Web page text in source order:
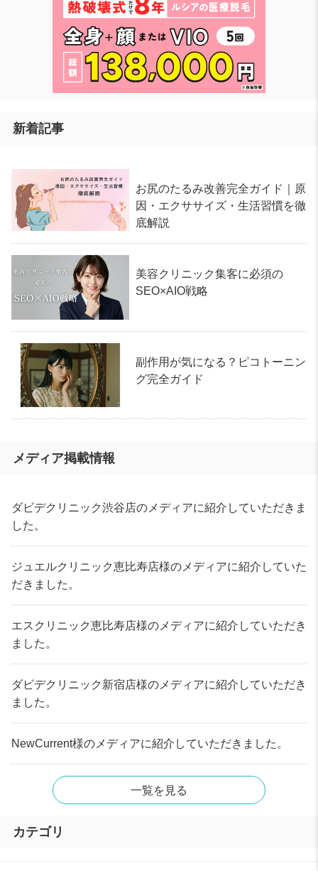
新着記事
お尻のたるみ改善完全ガイド｜原
因・エクササイズ・生活習慣を徹
底解説
美容クリニック集客に必須の
SEO×AIO戦略
副作用が気になる？ピコトーニン
グ完全ガイド
メディア掲載情報
ダビデクリニック渋谷店のメディアに紹介していただきま
した。
ジュエルクリニック恵比寿店様のメディアに紹介していた
だきました。
エスクリニック恵比寿店様のメディアに紹介していただき
ました。
ダビデクリニック新宿店様のメディアに紹介していただき
ました。
NewCurrent様のメディアに紹介していただきました。
一覧を見る
カテゴリ